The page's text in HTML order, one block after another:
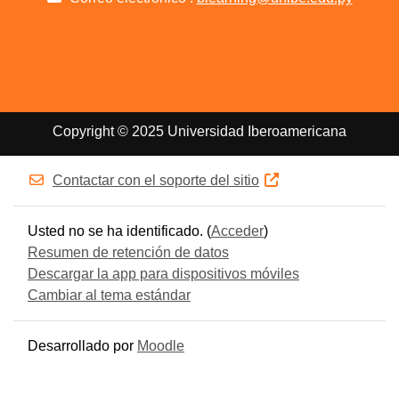
Copyright © 2025 Universidad Iberoamericana
Contactar con el soporte del sitio
Usted no se ha identificado. (Acceder)
Resumen de retención de datos
Descargar la app para dispositivos móviles
Cambiar al tema estándar
Desarrollado por Moodle